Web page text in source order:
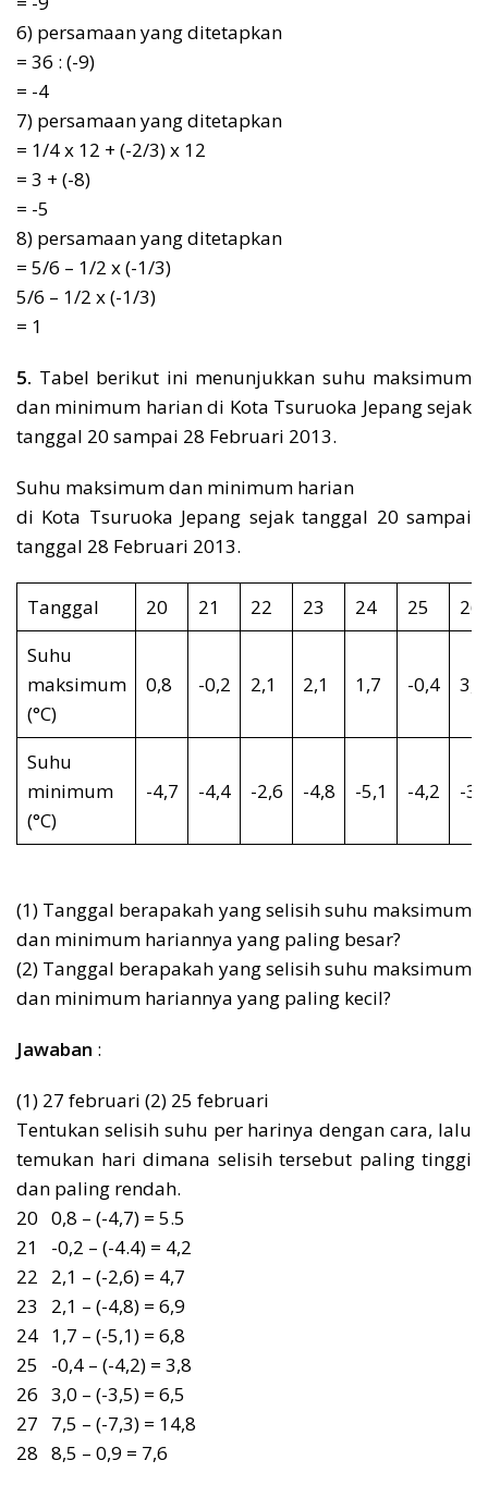
6) persamaan yang ditetapkan
= 36 : (-9)
= -4
7) persamaan yang ditetapkan
= 1/4 x 12 + (-2/3) x 12
= 3 + (-8)
= -5
8) persamaan yang ditetapkan
= 5/6 – 1/2 x (-1/3)
5/6 – 1/2 x (-1/3)
= 1
5. Tabel berikut ini menunjukkan suhu maksimum
dan minimum harian di Kota Tsuruoka Jepang sejak
tanggal 20 sampai 28 Februari 2013.
Suhu maksimum dan minimum harian
di Kota Tsuruoka Jepang sejak tanggal 20 sampai
tanggal 28 Februari 2013.
Tanggal 20 21 22 23 24 25
26
Suhu
maksimum
(°C)
0,8 -0,2 2,1 2,1 1,7 -0,4 3,0
Suhu
minimum
(°C)
-4,7 -4,4 -2,6 -4,8 -5,1 -4,2 -
(1) Tanggal berapakah yang selisih suhu maksimum
dan minimum hariannya yang paling besar?
(2) Tanggal berapakah yang selisih suhu maksimum
dan minimum hariannya yang paling kecil?
Jawaban :
(1) 27 februari (2) 25 februari
Tentukan selisih suhu per harinya dengan cara, lalu
temukan hari dimana selisih tersebut paling tinggi
dan paling rendah.
20 0,8 – (-4,7) = 5.5
21 -0,2 – (-4.4) = 4,2
22 2,1 – (-2,6) = 4,7
23 2,1 – (-4,8) = 6,9
24 1,7 – (-5,1) = 6,8
25 -0,4 – (-4,2) = 3,8
26 3,0 – (-3,5) = 6,5
27 7,5 – (-7,3) = 14,8
28 8,5 – 0,9 = 7,6